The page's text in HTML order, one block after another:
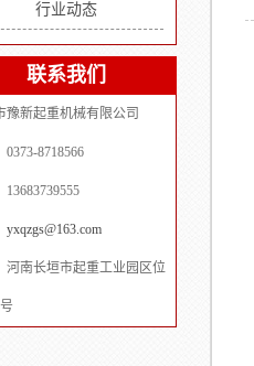
行业动态
联系我们
豫新起重机械有限公司
0373-8718566
13683739555
yxqzgs@163.com
河南长垣市起重工业园区位